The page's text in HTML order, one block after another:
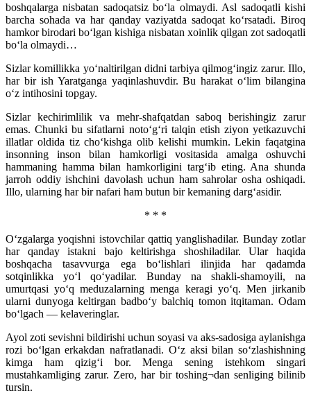
boshqalarga nisbatan sadoqatsiz bo‘la olmaydi. Asl sadoqatli kishi
barcha sohada va har qanday vaziyatda sadoqat ko‘rsatadi. Biroq
hamkor birodari bo‘lgan kishiga nisbatan xoinlik qilgan zot sadoqatli
bo‘la olmaydi…
Sizlar komillikka yo‘naltirilgan didni tarbiya qilmog‘ingiz zarur. Illo,
har bir ish Yaratganga yaqinlashuvdir. Bu harakat o‘lim bilangina
o‘z intihosini topgay.
Sizlar kechirimlilik va mehr-shafqatdan saboq berishingiz zarur
emas. Chunki bu sifatlarni noto‘g‘ri talqin etish ziyon yetkazuvchi
illatlar oldida tiz cho‘kishga olib kelishi mumkin. Lekin faqatgina
insonning inson bilan hamkorligi vositasida amalga oshuvchi
hammaning hamma bilan hamkorligini targ‘ib eting. Ana shunda
jarroh oddiy ishchini davolash uchun ham sahrolar osha oshiqadi.
Illo, ularning har bir nafari ham butun bir kemaning darg‘asidir.
* * *
O‘zgalarga yoqishni istovchilar qattiq yanglishadilar. Bunday zotlar
har qanday istakni bajo keltirishga shoshiladilar. Ular haqida
boshqacha tasavvurga ega bo‘lishlari ilinjida har qadamda
sotqinlikka yo‘l qo‘yadilar. Bunday na shakli-shamoyili, na
umurtqasi yo‘q meduzalarning menga keragi yo‘q. Men jirkanib
ularni dunyoga keltirgan badbo‘y balchiq tomon itqitaman. Odam
bo‘lgach — kelaveringlar.
Ayol zoti sevishni bildirishi uchun soyasi va aks-sadosiga aylanishga
rozi bo‘lgan erkakdan nafratlanadi. O‘z aksi bilan so‘zlashishning
kimga ham qizig‘i bor. Menga sening istehkom singari
mustahkamliging zarur. Zero, har bir toshing¬dan senliging bilinib
tursin.